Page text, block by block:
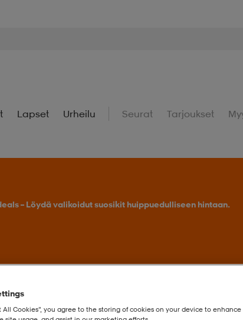
Lapset Urheilu Seurat Tarjoukset
– Löydä valikoidut suosikit huippuedulliseen hintaan.
All Cookies”, you agree to the storing of cookies on your device to enhance